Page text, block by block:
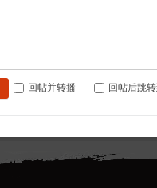
回帖并转播 回帖后跳